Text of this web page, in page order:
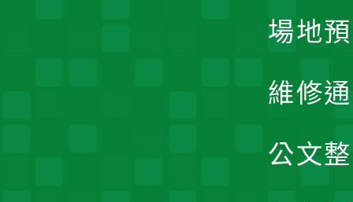
場地
維修
公文